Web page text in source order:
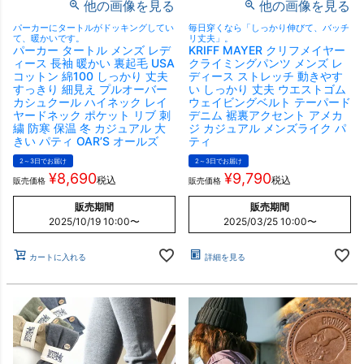
他の画像を見る
パーカーにタートルがドッキングしてい
て、暖かいです。
パーカー タートル メンズ レデ
ィース 長袖 暖かい 裏起毛 USA
コットン 綿100 しっかり 丈夫
すっきり 細見え プルオーバー
カシュクール ハイネック レイ
ヤードネック ポケット リブ 刺
繍 防寒 保温 冬 カジュアル 大
きい パティ OAR’S オールズ
2～3日でお届け
販売価格 ¥8,690税込
販売期間
2025/10/19 10:00〜
カートに入れる
他の画像を見る
毎日穿くなら「しっかり伸びて、バッチ
リ丈夫」。
KRIFF MAYER クリフメイヤー
クライミングパンツ メンズ レ
ディース ストレッチ 動きやす
い しっかり 丈夫 ウエストゴム
ウェイビングベルト テーパード
デニム 裾裏アクセント アメカ
ジ カジュアル メンズライク パ
ティ
2～3日でお届け
販売価格 ¥9,790税込
販売期間
2025/03/25 10:00〜
詳細を見る